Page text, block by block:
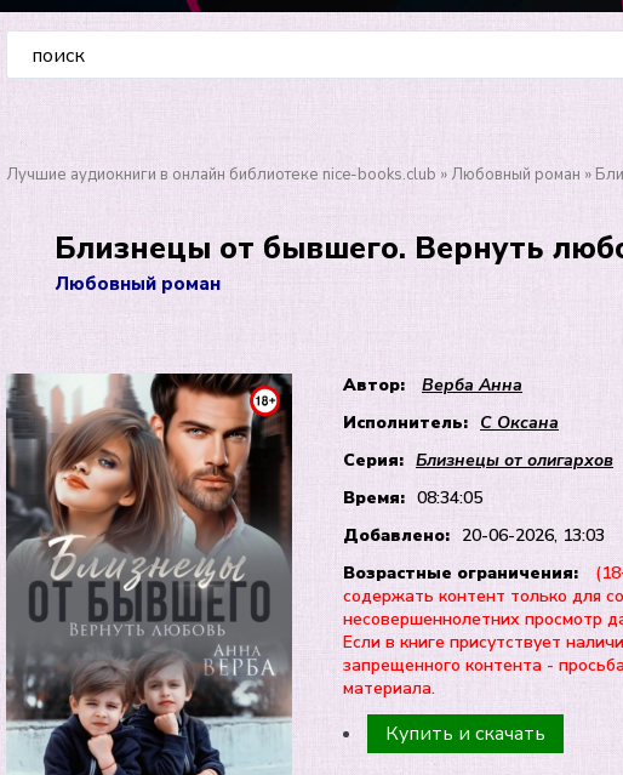
Лучшие аудиокниги в онлайн библиотеке nice-books.club » Любовный роман »
Близнецы от бывшего. Вернуть
Любовный роман
Автор:
Верба Анна
Исполнитель: С Оксана
Серия: Близнецы от олигархов
Время: 08:34:05
Добавлено: 20-06-2026, 13:03
Возрастные ограничения:
содержать контент только для
несовершеннолетних
Если в книге присутствует
запрещенного контента -
материала.
Купить и скачать